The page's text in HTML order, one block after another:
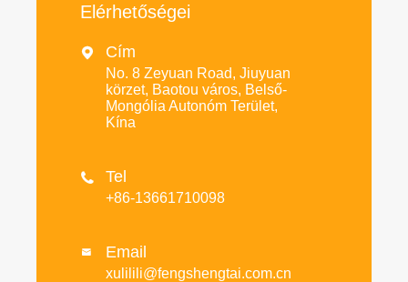
Elérhetőségei
 Cím
No. 8 Zeyuan Road, Jiuyuan
körzet, Baotou város, Belső-
Mongólia Autonóm Terület,
Kína
 Tel
+86-13661710098
 Email
xulilili@fengshengtai.com.cn